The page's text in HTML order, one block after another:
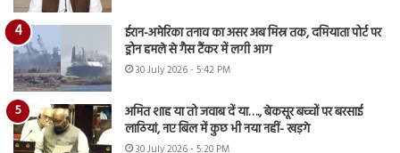
ईरान-अमेरिका तनाव का असर अब मिस्र तक, दमियाता पोर्ट पर
ड्रोन हमले से गैस टैंकर में लगी आग
30 July 2026 - 5:42 PM
अमित शाह या तो जवाब दें या…., बेकसूर बच्चों पर बरसाई
लाठियां, नए बिल में कुछ भी नया नहीं- खड़गे
30 July 2026 - 5:20 PM